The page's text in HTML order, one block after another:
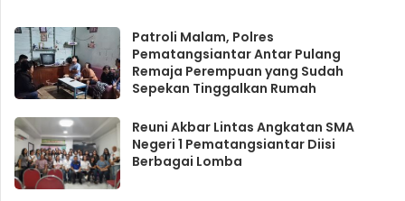
Patroli Malam, Polres
Pematangsiantar Antar Pulang
Remaja Perempuan yang Sudah
Sepekan Tinggalkan Rumah
Reuni Akbar Lintas Angkatan SMA
Negeri 1 Pematangsiantar Diisi
Berbagai Lomba